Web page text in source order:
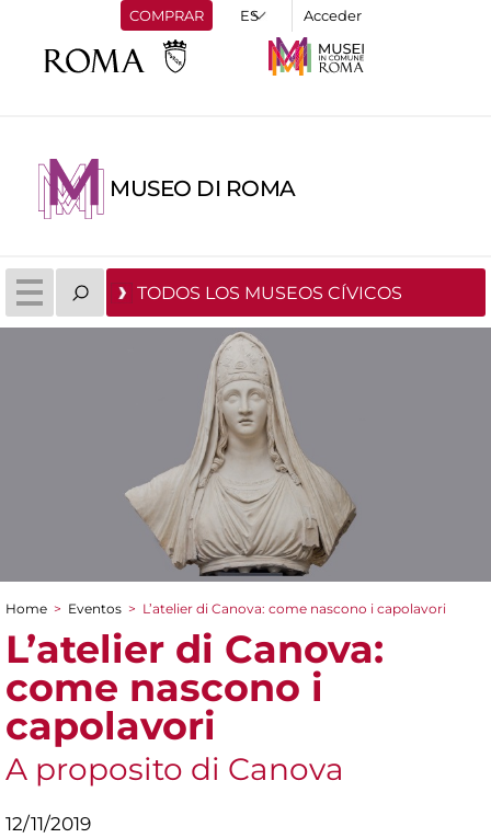
COMPRAR Acceder
MUSEO DI ROMA
TODOS LOS MUSEOS CÍVICOS
You are here
Home > Eventos > L’atelier di Canova: come nascono i capolavori
L’atelier di Canova:
come nascono i
capolavori
A proposito di Canova
12/11/2019